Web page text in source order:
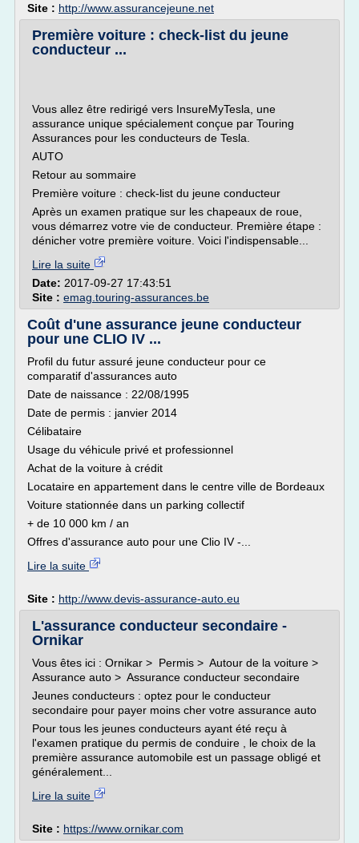
Site : http://www.assurancejeune.net
Première voiture : check-list du jeune
conducteur ...
Vous allez être redirigé vers InsureMyTesla, une
assurance unique spécialement conçue par Touring
Assurances pour les conducteurs de Tesla.
AUTO
Retour au sommaire
Première voiture : check-list du jeune conducteur
Après un examen pratique sur les chapeaux de roue,
vous démarrez votre vie de conducteur. Première étape :
dénicher votre première voiture. Voici l'indispensable...
Lire la suite
Date: 2017-09-27 17:43:51
Site : emag.touring-assurances.be
Coût d'une assurance jeune conducteur
pour une CLIO IV ...
Profil du futur assuré jeune conducteur pour ce
comparatif d'assurances auto
Date de naissance : 22/08/1995
Date de permis : janvier 2014
Célibataire
Usage du véhicule privé et professionnel
Achat de la voiture à crédit
Locataire en appartement dans le centre ville de Bordeaux
Voiture stationnée dans un parking collectif
+ de 10 000 km / an
Offres d'assurance auto pour une Clio IV -...
Lire la suite
Site : http://www.devis-assurance-auto.eu
L'assurance conducteur secondaire -
Ornikar
Vous êtes ici : Ornikar > Permis > Autour de la voiture >
Assurance auto > Assurance conducteur secondaire
Jeunes conducteurs : optez pour le conducteur
secondaire pour payer moins cher votre assurance auto
Pour tous les jeunes conducteurs ayant été reçu à
l'examen pratique du permis de conduire , le choix de la
première assurance automobile est un passage obligé et
généralement...
Lire la suite
Site : https://www.ornikar.com